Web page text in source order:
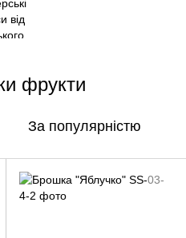
фрукти
За популярністю